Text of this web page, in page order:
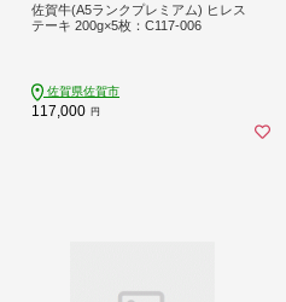
佐賀牛(A5ランクプレミアム) ヒレス
テーキ 200g×5枚：C117-006
佐賀県佐賀市
117,000 円